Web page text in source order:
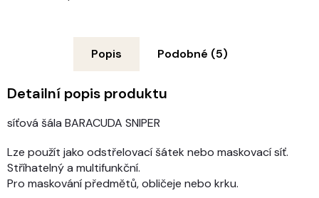
Popis Podobné (5)
Detailní popis produktu
síťová šála BARACUDA SNIPER
Lze použít jako odstřelovací šátek nebo maskovací síť.
Stříhatelný a multifunkční.
Pro maskování předmětů, obličeje nebo krku.